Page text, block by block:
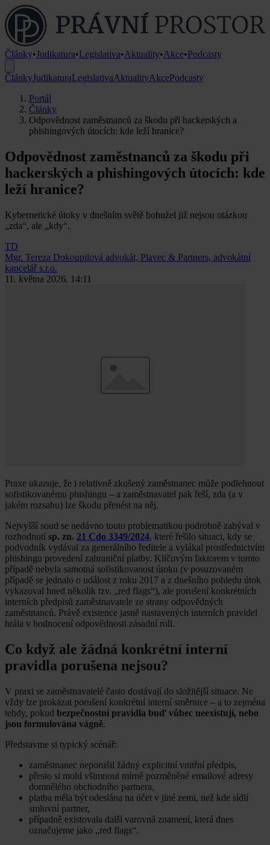
Články•Judikatura•Legislativa•Aktuality•Akce•Podcasty
ČlánkyJudikaturaLegislativaAktualityAkcePodcasty
Portál
Články
Odpovědnost zaměstnanců za škodu při hackerských a
phishingových útocích: kde leží hranice?
Odpovědnost zaměstnanců za škodu při
hackerských a phishingových útocích: kde
leží hranice?
Kybernetické útoky v dnešním světě bohužel již nejsou otázkou
„zda“, ale „kdy“.
TD
Mgr. Tereza Dokoupilová advokát, Plavec & Partners, advokátní
kancelář s.r.o.
11. května 2026, 14:11
Praxe ukazuje, že i relativně zkušený zaměstnanec může podlehnout
sofistikovanému phishingu – a zaměstnavatel pak řeší, zda (a v
jakém rozsahu) lze škodu přenést na něj.
Nejvyšší soud se nedávno touto problematikou podrobně zabýval v
rozhodnutí sp. zn. 21 Cdo 3349/2024, které řešilo situaci, kdy se
podvodník vydával za generálního ředitele a vylákal prostřednictvím
phishingu provedení zahraniční platby. Klíčovým faktorem v tomto
případě nebyla samotná sofistikovanost útoku (v posuzovaném
případě se jednalo o událost z roku 2017 a z dnešního pohledu útok
vykazoval hned několik tzv. „red flags“), ale porušení konkrétních
interních předpisů zaměstnavatele ze strany odpovědných
zaměstnanců. Právě existence jasně nastavených interních pravidel
hrála v hodnocení odpovědnosti zásadní roli.
Co když ale žádná konkrétní interní
pravidla porušena nejsou?
V praxi se zaměstnavatelé často dostávají do složitější situace. Ne
vždy lze prokázat porušení konkrétní interní směrnice – a to zejména
tehdy, pokud bezpečnostní pravidla buď vůbec neexistují, nebo
jsou formulována vágně.
Představme si typický scénář:
zaměstnanec neporušil žádný explicitní vnitřní předpis,
přesto si mohl všimnout mírně pozměněné emailové adresy
domnělého obchodního partnera,
platba měla být odeslána na účet v jiné zemi, než kde sídlí
smluvní partner,
případně existovala další varovná znamení, která dnes
označujeme jako „red flags“.